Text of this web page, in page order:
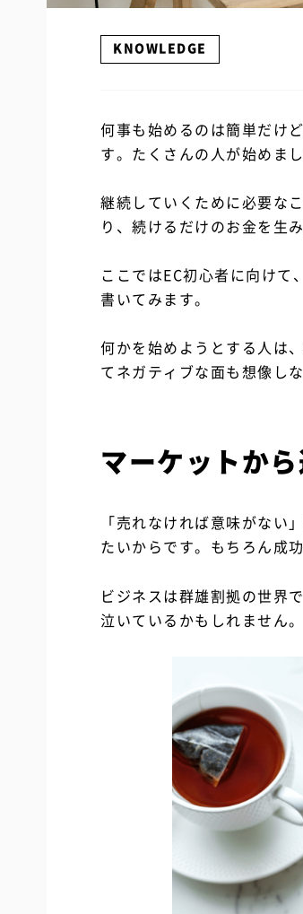
KNOWLEDGE
何事も始めるのは簡単だけ
す。たくさんの人が始めま
継続していくために必要な
り、続けるだけのお金を生
ここではEC初心者に向けて
書いてみます。
何かを始めようとする人は
てネガティブな面も想像し
マーケットか
「売れなければ意味がない
たいからです。もちろん成
ビジネスは群雄割拠の世界
泣いているかもしれません。